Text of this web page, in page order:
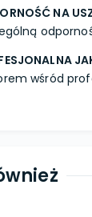
NA
wśród